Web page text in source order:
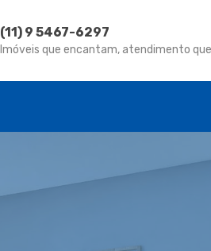
(11) 9 5467-6297
Imóveis que encantam, atendimento